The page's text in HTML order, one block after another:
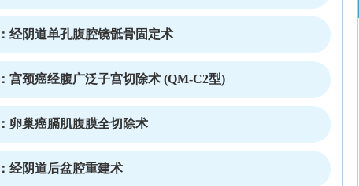
经阴道单孔腹腔镜骶骨固定术
宫颈癌经腹广泛子宫切除术 (QM-C2型)
卵巢癌膈肌腹膜全切除术
经阴道后盆腔重建术